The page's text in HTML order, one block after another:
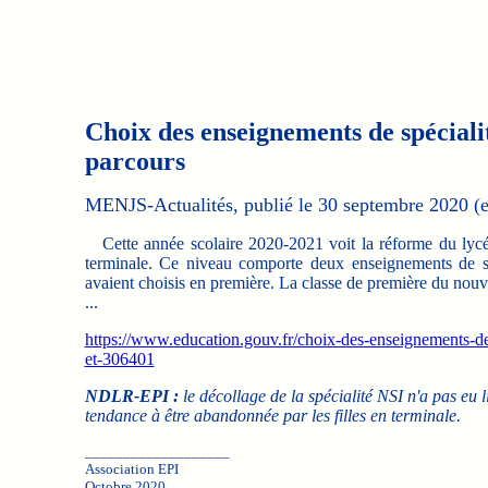
Choix des enseignements de
parcours
MENJS-Actualités, publié le 30 septembre 2020
Cette année scolaire 2020-2021 voit la réforme du
terminale. Ce niveau comporte deux enseignements
avaient choisis en première. La classe de première du
...
https://www.education.gouv.fr/choix-des-enseignements-
et-306401
NDLR-EPI :le décollage de la spécialité NSI n'a pas eu
tendance à être abandonnée par les filles en terminale.
Association EPI